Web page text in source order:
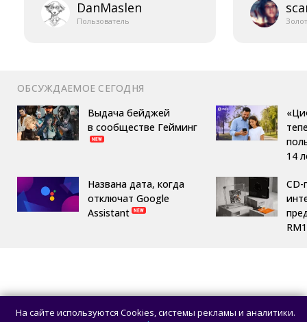
DanMaslen
Пользователь
ОБСУЖДАЕМОЕ СЕГОДНЯ
Выдача бейджей
в сообществе Гейминг
Названа дата, когда
отключат Google
Assistant
14
CD-
RM1
На сайте используются Cookies, системы рекламы и аналитики.